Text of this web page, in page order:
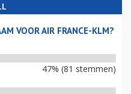
VOOR AIR FRANCE-KLM?
47% (81 stemmen)